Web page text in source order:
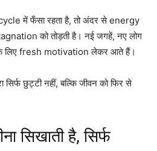
में फँसा रहता है, तो अंदर से energy
को तोड़ती है। नई जगहें, नए लोग
लिए fresh motivation लेकर आते हैं।
सिर्फ छुट्टी नहीं, बल्कि जीवन को फिर से
सिखाती है, सिर्फ